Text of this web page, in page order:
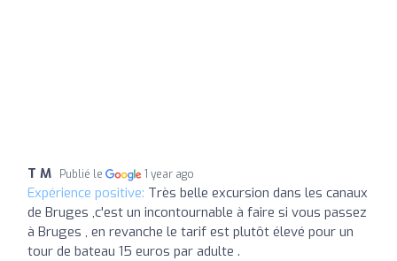
T M Publié le 1 year ago
Expérience positive: Très belle excursion dans les canaux
de Bruges ,c'est un incontournable à faire si vous passez
à Bruges , en revanche le tarif est plutôt élevé pour un
tour de bateau 15 euros par adulte .